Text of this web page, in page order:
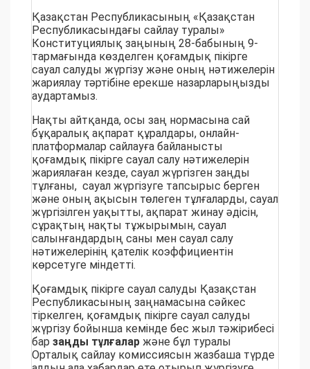
Қазақстан Республикасының «Қазақстан
Республикасындағы сайлау туралы»
Конституциялық заңының 28-бабының 9-
тармағында көзделген қоғамдық пікірге
сауал салуды жүргізу және оның нәтижелерін
жариялау тәртібіне ерекше назарларыңызды
аудартамыз.
Нақты айтқанда, осы заң нормасына сай
бұқаралық ақпарат құралдары, онлайн-
платформалар сайлауға байланысты
қоғамдық пікірге сауал салу нәтижелерін
жариялаған кезде, сауал жүргiзген заңды
тұлғаны, сауал жүргізуге тапсырыс берген
және оның ақысын төлеген тұлғаларды, сауал
жүргiзілген уақытты, ақпарат жинау әдiсiн,
сұрақтың нақты тұжырымын, сауал
салынғандардың саны мен сауал салу
нәтижелерінің қателiк коэффициентiн
көрсетуге мiндеттi.
Қоғамдық пікірге сауал салуды Қазақстан
Республикасының заңнамасына сәйкес
тіркелген, қоғамдық пікірге сауал салуды
жүргізу бойынша кемінде бес жыл тәжірибесі
бар заңды тұлғалар және бұл туралы
Орталық сайлау комиссиясын жазбаша түрде